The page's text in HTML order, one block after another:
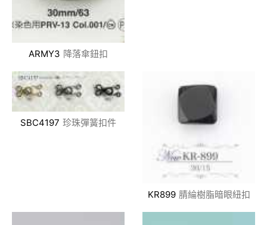
ARMY3 降落傘鈕扣
SBC4197 珍珠彈簧扣件
KR899 腈綸樹脂暗眼紐扣